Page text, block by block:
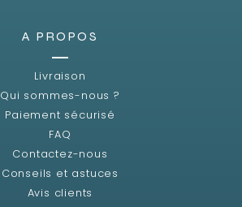
A PROPOS
Livraison
Qui sommes-nous ?
Paiement sécurisé
FAQ
Contactez-nous
Conseils et astuces
Avis clients